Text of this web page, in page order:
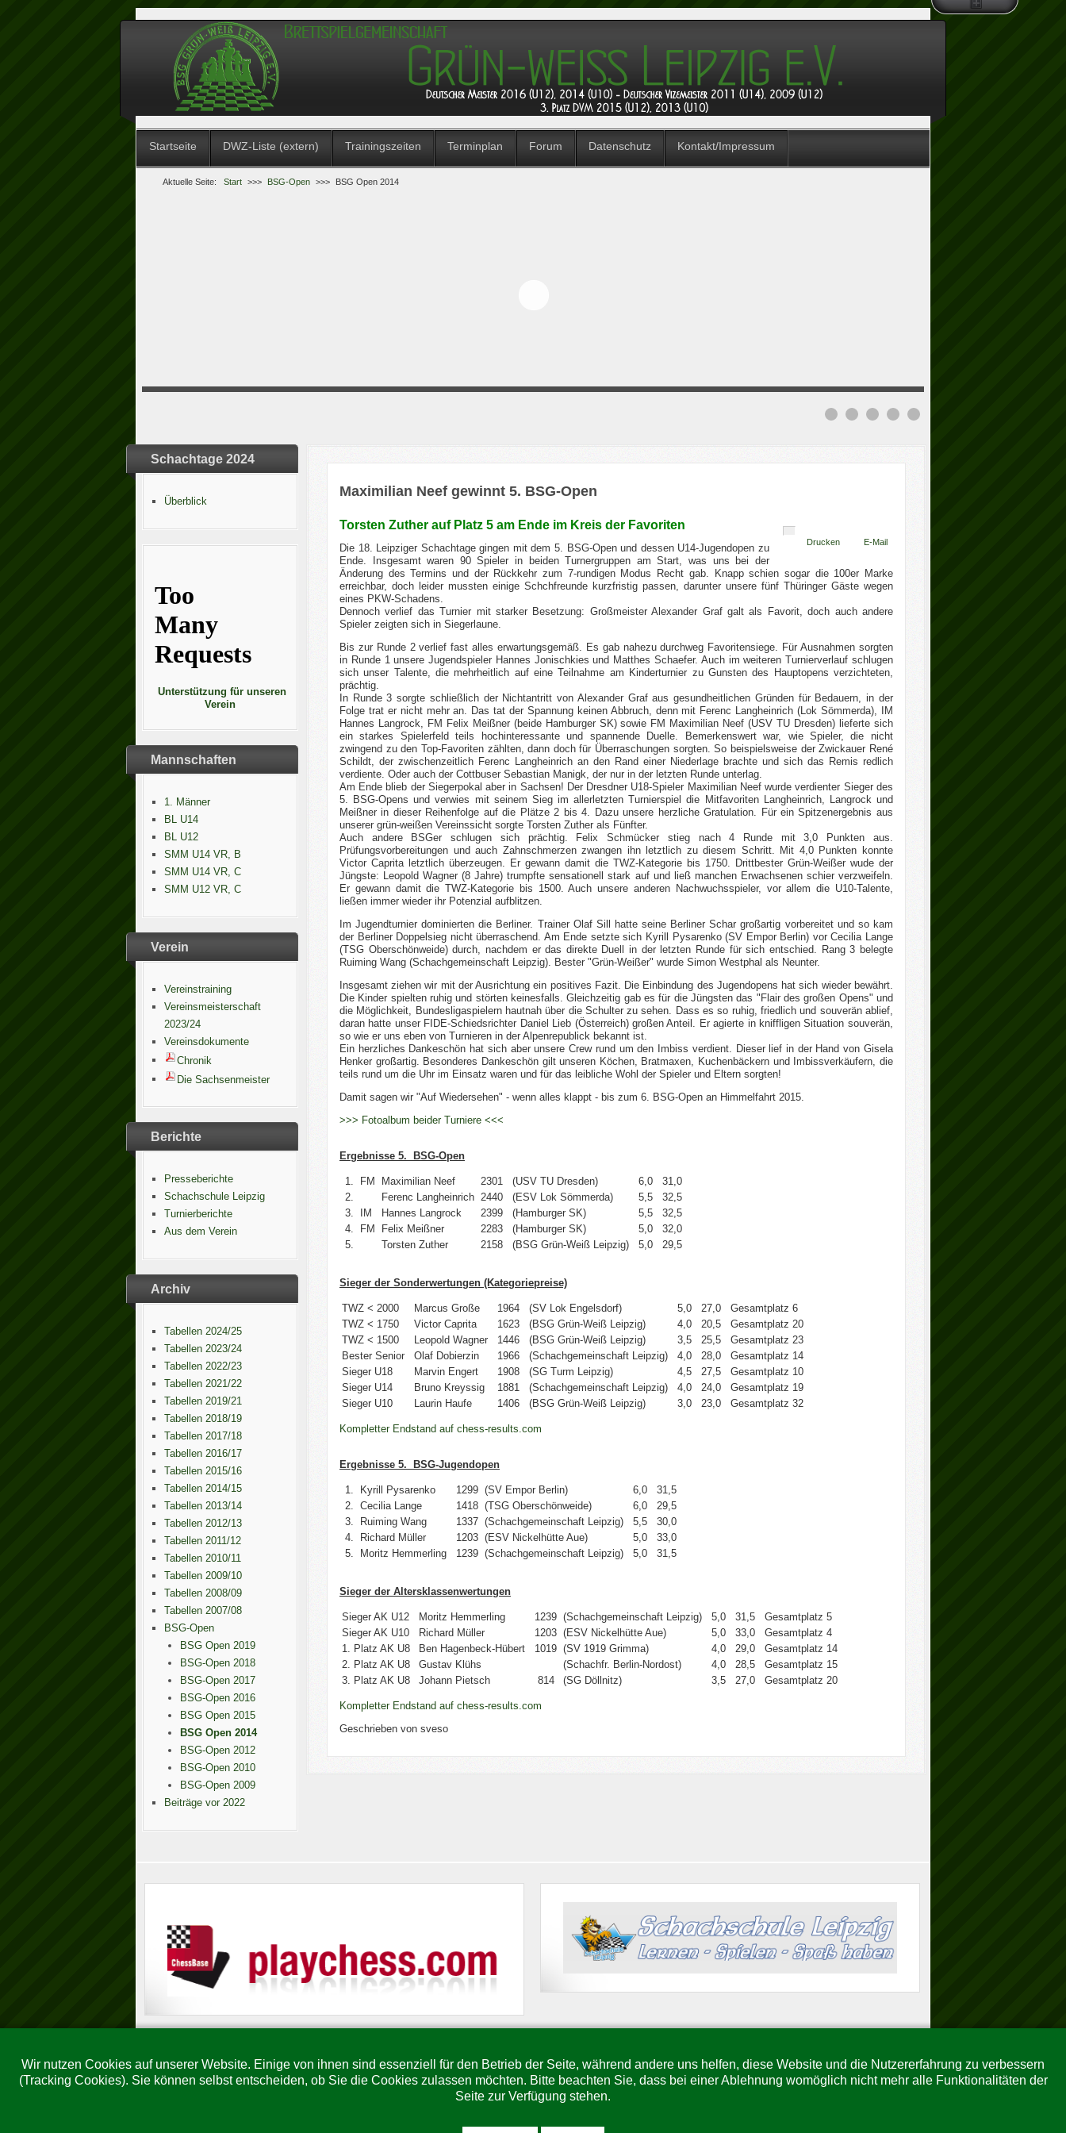
Startseite DWZ-Liste (extern) Trainingszeiten Terminplan Forum Datenschutz Kontakt/Impressum
Aktuelle Seite: Start >>> BSG-Open >>> BSG Open 2014
Schachtage 2024
Überblick
Unterstützung für unseren
Verein
Mannschaften
1. Männer
BL U14
BL U12
SMM U14 VR, B
SMM U14 VR, C
SMM U12 VR, C
Verein
Vereinstraining
Vereinsmeisterschaft
2023/24
Vereinsdokumente
Chronik
Die Sachsenmeister
Berichte
Presseberichte
Schachschule Leipzig
Turnierberichte
Aus dem Verein
Archiv
Tabellen 2024/25
Tabellen 2023/24
Tabellen 2022/23
Tabellen 2021/22
Tabellen 2019/21
Tabellen 2018/19
Tabellen 2017/18
Tabellen 2016/17
Tabellen 2015/16
Tabellen 2014/15
Tabellen 2013/14
Tabellen 2012/13
Tabellen 2011/12
Tabellen 2010/11
Tabellen 2009/10
Tabellen 2008/09
Tabellen 2007/08
BSG-Open
BSG Open 2019
BSG-Open 2018
BSG-Open 2017
BSG-Open 2016
BSG Open 2015
BSG Open 2014
BSG-Open 2012
BSG-Open 2010
BSG-Open 2009
Beiträge vor 2022
Maximilian Neef gewinnt 5. BSG-Open
Drucken E-Mail
Torsten Zuther auf Platz 5 am Ende im Kreis der Favoriten
Die 18. Leipziger Schachtage gingen mit dem 5. BSG-Open und dessen U14-Jugendopen zu
Ende. Insgesamt waren 90 Spieler in beiden Turnergruppen am Start, was uns bei der
Änderung des Termins und der Rückkehr zum 7-rundigen Modus Recht gab. Knapp schien sogar die 100er Marke
erreichbar, doch leider mussten einige Schchfreunde kurzfristig passen, darunter unsere fünf Thüringer Gäste wegen
eines PKW-Schadens.
Dennoch verlief das Turnier mit starker Besetzung: Großmeister Alexander Graf galt als Favorit, doch auch andere
Spieler zeigten sich in Siegerlaune.
Bis zur Runde 2 verlief fast alles erwartungsgemäß. Es gab nahezu durchweg Favoritensiege. Für Ausnahmen sorgten
in Runde 1 unsere Jugendspieler Hannes Jonischkies und Matthes Schaefer. Auch im weiteren Turnierverlauf schlugen
sich unser Talente, die mehrheitlich auf eine Teilnahme am Kinderturnier zu Gunsten des Hauptopens verzichteten,
prächtig.
In Runde 3 sorgte schließlich der Nichtantritt von Alexander Graf aus gesundheitlichen Gründen für Bedauern, in der
Folge trat er nicht mehr an. Das tat der Spannung keinen Abbruch, denn mit Ferenc Langheinrich (Lok Sömmerda), IM
Hannes Langrock, FM Felix Meißner (beide Hamburger SK) sowie FM Maximilian Neef (USV TU Dresden) lieferte sich
ein starkes Spielerfeld teils hochinteressante und spannende Duelle. Bemerkenswert war, wie Spieler, die nicht
zwingend zu den Top-Favoriten zählten, dann doch für Überraschungen sorgten. So beispielsweise der Zwickauer René
Schildt, der zwischenzeitlich Ferenc Langheinrich an den Rand einer Niederlage brachte und sich das Remis redlich
verdiente. Oder auch der Cottbuser Sebastian Manigk, der nur in der letzten Runde unterlag.
Am Ende blieb der Siegerpokal aber in Sachsen! Der Dresdner U18-Spieler Maximilian Neef wurde verdienter Sieger des
5. BSG-Opens und verwies mit seinem Sieg im allerletzten Turnierspiel die Mitfavoriten Langheinrich, Langrock und
Meißner in dieser Reihenfolge auf die Plätze 2 bis 4. Dazu unsere herzliche Gratulation. Für ein Spitzenergebnis aus
unserer grün-weißen Vereinssicht sorgte Torsten Zuther als Fünfter.
Auch andere BSGer schlugen sich prächtig. Felix Schmücker stieg nach 4 Runde mit 3,0 Punkten aus.
Prüfungsvorbereitungen und auch Zahnschmerzen zwangen ihn letztlich zu diesem Schritt. Mit 4,0 Punkten konnte
Victor Caprita letztlich überzeugen. Er gewann damit die TWZ-Kategorie bis 1750. Drittbester Grün-Weißer wude der
Jüngste: Leopold Wagner (8 Jahre) trumpfte sensationell stark auf und ließ manchen Erwachsenen schier verzweifeln.
Er gewann damit die TWZ-Kategorie bis 1500. Auch unsere anderen Nachwuchsspieler, vor allem die U10-Talente,
ließen immer wieder ihr Potenzial aufblitzen.
Im Jugendturnier dominierten die Berliner. Trainer Olaf Sill hatte seine Berliner Schar großartig vorbereitet und so kam
der Berliner Doppelsieg nicht überraschend. Am Ende setzte sich Kyrill Pysarenko (SV Empor Berlin) vor Cecilia Lange
(TSG Oberschönweide) durch, nachdem er das direkte Duell in der letzten Runde für sich entschied. Rang 3 belegte
Ruiming Wang (Schachgemeinschaft Leipzig). Bester "Grün-Weißer" wurde Simon Westphal als Neunter.
Insgesamt ziehen wir mit der Ausrichtung ein positives Fazit. Die Einbindung des Jugendopens hat sich wieder bewährt.
Die Kinder spielten ruhig und störten keinesfalls. Gleichzeitig gab es für die Jüngsten das "Flair des großen Opens" und
die Möglichkeit, Bundesligaspielern hautnah über die Schulter zu sehen. Dass es so ruhig, friedlich und souverän ablief,
daran hatte unser FIDE-Schiedsrichter Daniel Lieb (Österreich) großen Anteil. Er agierte in kniffligen Situation souverän,
so wie er uns eben von Turnieren in der Alpenrepublick bekannt ist.
Ein herzliches Dankeschön hat sich aber unsere Crew rund um den Imbiss verdient. Dieser lief in der Hand von Gisela
Henker großartig. Besonderes Dankeschön gilt unseren Köchen, Bratmaxen, Kuchenbäckern und Imbissverkäufern, die
teils rund um die Uhr im Einsatz waren und für das leibliche Wohl der Spieler und Eltern sorgten!
Damit sagen wir "Auf Wiedersehen" - wenn alles klappt - bis zum 6. BSG-Open an Himmelfahrt 2015.
>>> Fotoalbum beider Turniere <<<
Ergebnisse 5. BSG-Open
1. FM Maximilian Neef 2301 (USV TU Dresden) 6,0
31,0
2.
Ferenc Langheinrich 2440 (ESV Lok Sömmerda) 5,5
32,5
3.
IM Hannes Langrock 2399 (Hamburger SK) 5,5
32,5
4.
FM Felix Meißner 2283 (Hamburger SK) 5,0
32,0
5.
Torsten Zuther 2158 (BSG Grün-Weiß Leipzig) 5,0 29,5
Sieger der Sonderwertungen (Kategoriepreise)
TWZ < 2000 Marcus Große 1964 (SV Lok Engelsdorf) 5,0 27,0
Gesamtplatz 6
TWZ < 1750
Victor Caprita 1623 (BSG Grün-Weiß Leipzig) 4,0 20,5
Gesamtplatz 20
TWZ < 1500
Leopold Wagner 1446 (BSG Grün-Weiß Leipzig) 3,5 25,5
Gesamtplatz 23
Bester Senior
Olaf Dobierzin 1966 (Schachgemeinschaft Leipzig) 4,0 28,0
Gesamtplatz 14
Sieger U18
Marvin Engert 1908 (SG Turm Leipzig) 4,5 27,5
Gesamtplatz 10
Sieger U14
Bruno Kreyssig 1881 (Schachgemeinschaft Leipzig) 4,0 24,0
Gesamtplatz 19
Sieger U10
Laurin Haufe 1406 (BSG Grün-Weiß Leipzig) 3,0 23,0 Gesamtplatz 32
Kompletter Endstand auf chess-results.com
Ergebnisse 5. BSG-Jugendopen
1. Kyrill Pysarenko 1299 (SV Empor Berlin) 6,0
31,5
2.
Cecilia Lange 1418 (TSG Oberschönweide) 6,0
29,5
3.
Ruiming Wang 1337 (Schachgemeinschaft Leipzig) 5,5
30,0
4.
Richard Müller 1203 (ESV Nickelhütte Aue) 5,0
33,0
5.
Moritz Hemmerling 1239 (Schachgemeinschaft Leipzig) 5,0 31,5
Sieger der Altersklassenwertungen
Sieger AK U12 Moritz Hemmerling 1239 (Schachgemeinschaft Leipzig) 5,0 31,5
Gesamtplatz 5
Sieger AK U10
Richard Müller 1203 (ESV Nickelhütte Aue) 5,0 33,0
Gesamtplatz 4
1. Platz AK U8
Ben Hagenbeck-Hübert 1019 (SV 1919 Grimma) 4,0 29,0
Gesamtplatz 14
2. Platz AK U8
Gustav Klühs (Schachfr. Berlin-Nordost) 4,0 28,5
Gesamtplatz 15
3. Platz AK U8
Johann Pietsch 814 (SG Döllnitz) 3,5 27,0 Gesamtplatz 20
Kompletter Endstand auf chess-results.com
Geschrieben von sveso
Joomla!ist freie, unter derGNU/GPL-Lizenzveröffentlichte Software.
© Brettspielgemeinschaft Grün-Weiß Leipzig e.V.
Wir nutzen Cookies auf unserer Website. Einige von ihnen sind essenziell für den Betrieb der Seite, während andere uns helfen, diese Website und die Nutzererfahrung zu verbessern
(Tracking Cookies). Sie können selbst entscheiden, ob Sie die Cookies zulassen möchten. Bitte beachten Sie, dass bei einer Ablehnung womöglich nicht mehr alle Funktionalitäten der
Seite zur Verfügung stehen.